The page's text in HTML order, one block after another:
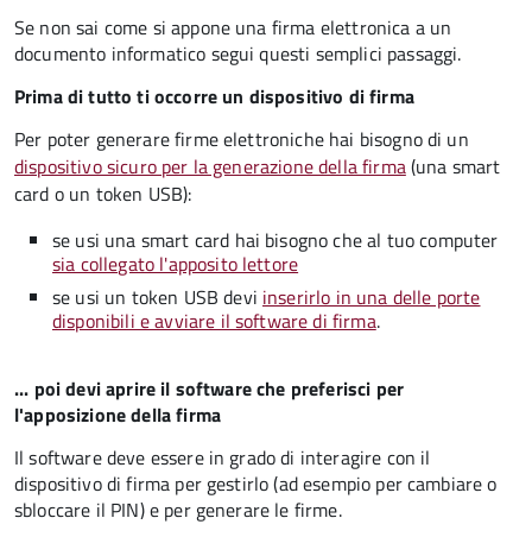
Se non sai come si appone una firma elettronica a un
documento informatico segui questi semplici passaggi.
Prima di tutto ti occorre un dispositivo di firma
Per poter generare firme elettroniche hai bisogno di un
dispositivo sicuro per la generazione della firma(una smart
card o un token USB):
se usi una smart card hai bisogno che al tuo computer
sia collegato l'apposito lettore
se usi un token USB devi inserirlo in una delle porte
disponibili e avviare il software di firma.
... poi devi aprire il software che preferisci per
l'apposizione della firma
Il software deve essere in grado di interagire con il
dispositivo di firma per gestirlo (ad esempio per cambiare o
sbloccare il PIN) e per generare le firme.